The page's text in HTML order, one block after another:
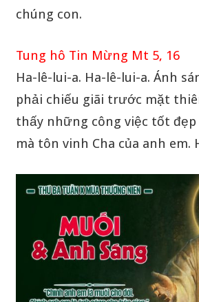
chúng con.
Tung hô Tin Mừng Mt 5, 16
Ha-lê-lui-a. Ha-lê-lui-a. Ánh
phải chiếu giãi trước mặt
thấy những công việc tốt đẹp
mà tôn vinh Cha của anh em.